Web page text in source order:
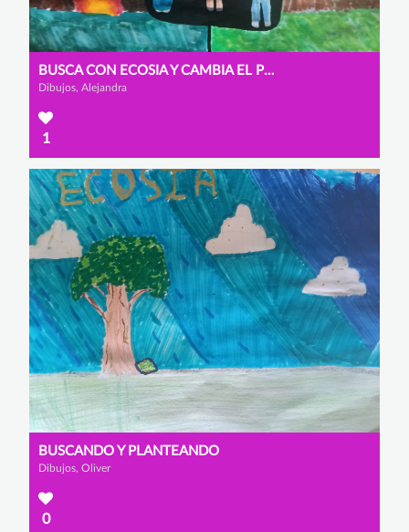
BUSCA CON ECOSIA Y CAMBIA EL PLANETA
Dibujos, Alejandra
1
BUSCANDO Y PLANTEANDO
Dibujos, Oliver
0